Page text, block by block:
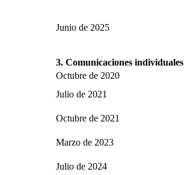
Junio de 2025
3. Comunicaciones individuales
Octubre de 2020
Julio de 2021
Octubre de 2021
Marzo de 2023
Julio de 2024